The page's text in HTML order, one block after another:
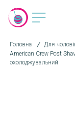
Головна
Для
American Crew Post
охолоджувальний